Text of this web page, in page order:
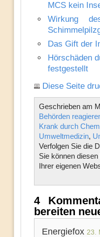
MCS kein
Wirkung
Das Gift der
Hörschäden
festgestellt
Diese Seite
Geschrieben am
Behörden
Krank durch
Umweltmedizin,
Verfolgen Sie die
Sie können diesen
Ihrer eigenen
4
bereiten
Energiefox 23.